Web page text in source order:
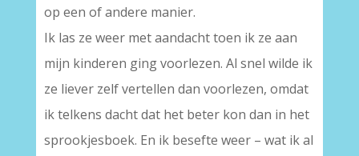
op een of andere manier.
Ik las ze weer met aandacht toen ik ze aan
mijn kinderen ging voorlezen. Al snel wilde ik
ze liever zelf vertellen dan voorlezen, omdat
ik telkens dacht dat het beter kon dan in het
sprookjesboek. En ik besefte weer – wat ik al